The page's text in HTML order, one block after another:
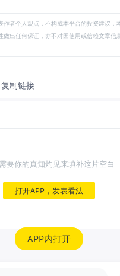
作者个人观点，不构成本平台的投资建议，
做出任何保证，亦不对因使用或信赖文章信
复制链接
要你的真知灼见来填补这片空白
打开APP，发表看法
APP内打开